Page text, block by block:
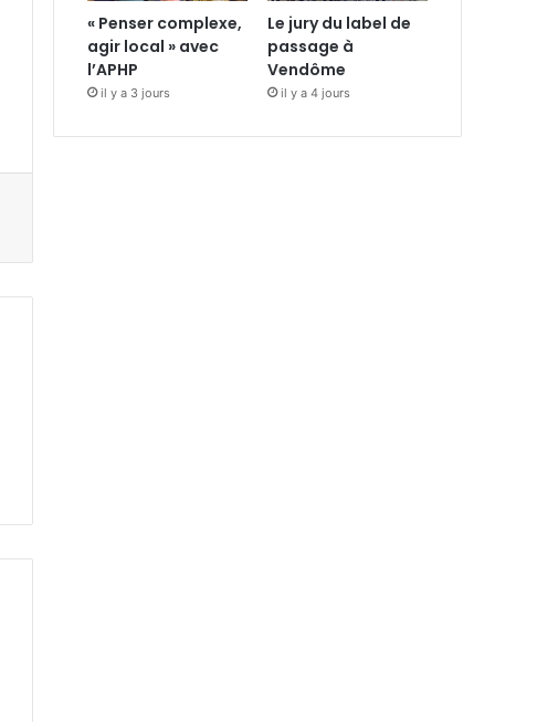
« Penser complexe,
agir local » avec
l’APHP
il y a 3 jours
Le jury du label de
passage à
Vendôme
il y a 4 jours